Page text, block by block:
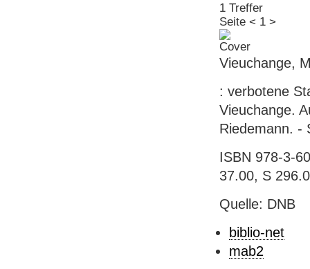
1 Treffer
Seite < 1 >
Vieuchange,
: verbotene
Vieuchange.
Riedemann. -
ISBN 978-3-
37.00, S
Quelle: DNB
biblio-net
mab2